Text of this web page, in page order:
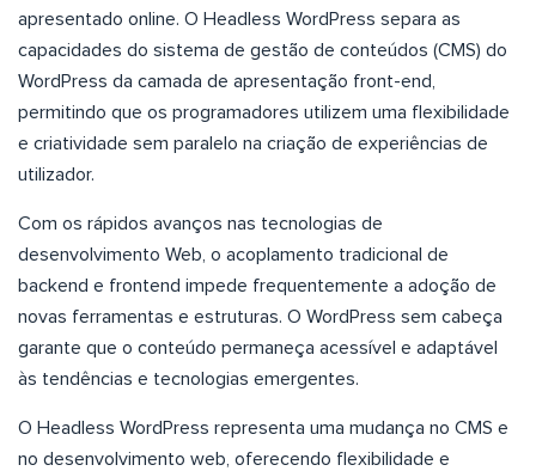
apresentado online. O Headless WordPress separa as
capacidades do sistema de gestão de conteúdos (CMS) do
WordPress da camada de apresentação front-end,
permitindo que os programadores utilizem uma flexibilidade
e criatividade sem paralelo na criação de experiências de
utilizador.
Com os rápidos avanços nas tecnologias de
desenvolvimento Web, o acoplamento tradicional de
backend e frontend impede frequentemente a adoção de
novas ferramentas e estruturas. O WordPress sem cabeça
garante que o conteúdo permaneça acessível e adaptável
às tendências e tecnologias emergentes.
O Headless WordPress representa uma mudança no CMS e
no desenvolvimento web, oferecendo flexibilidade e